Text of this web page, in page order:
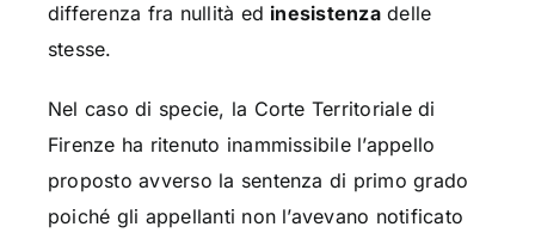
differenza fra nullità ed inesistenzadelle
stesse.
Nel caso di specie, la Corte Territoriale di
Firenze ha ritenuto inammissibile l’appello
proposto avverso la sentenza di primo grado
poiché gli appellanti non l’avevano notificato